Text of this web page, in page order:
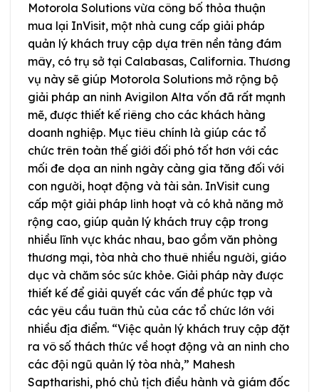
Motorola Solutions vừa công bố thỏa thuận
mua lại InVisit, một nhà cung cấp giải pháp
quản lý khách truy cập dựa trên nền tảng đám
mây, có trụ sở tại Calabasas, California. Thương
vụ này sẽ giúp Motorola Solutions mở rộng bộ
giải pháp an ninh Avigilon Alta vốn đã rất mạnh
mẽ, được thiết kế riêng cho các khách hàng
doanh nghiệp. Mục tiêu chính là giúp các tổ
chức trên toàn thế giới đối phó tốt hơn với các
mối đe dọa an ninh ngày càng gia tăng đối với
con người, hoạt động và tài sản. InVisit cung
cấp một giải pháp linh hoạt và có khả năng mở
rộng cao, giúp quản lý khách truy cập trong
nhiều lĩnh vực khác nhau, bao gồm văn phòng
thương mại, tòa nhà cho thuê nhiều người, giáo
dục và chăm sóc sức khỏe. Giải pháp này được
thiết kế để giải quyết các vấn đề phức tạp và
các yêu cầu tuân thủ của các tổ chức lớn với
nhiều địa điểm. “Việc quản lý khách truy cập đặt
ra vô số thách thức về hoạt động và an ninh cho
các đội ngũ quản lý tòa nhà,” Mahesh
Saptharishi, phó chủ tịch điều hành và giám đốc